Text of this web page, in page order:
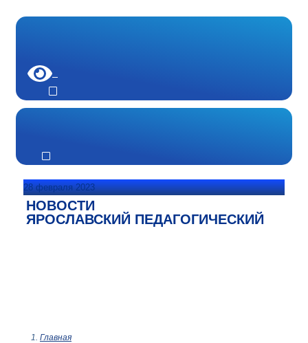
28 февраля 2023
НОВОСТИ
ЯРОСЛАВСКИЙ ПЕДАГОГИЧЕСКИЙ
Главная